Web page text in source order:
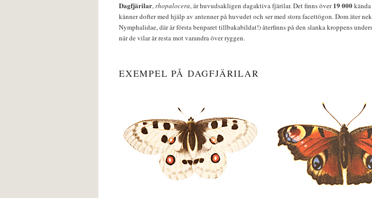
Dagfjärilar,rhopalocera, är huvudsakligen dagaktiva fjärilar. Det finns över19 000
känner dofter med hjälp av antenner på huvudet och ser med stora facettögon. Dom äter
Nymphalidae, där är första benparet tillbakabildat!) återfinns på den slanka kroppens
när de vilar är resta mot varandra över ryggen.
EXEMPEL PÅ DAGFJÄRILAR